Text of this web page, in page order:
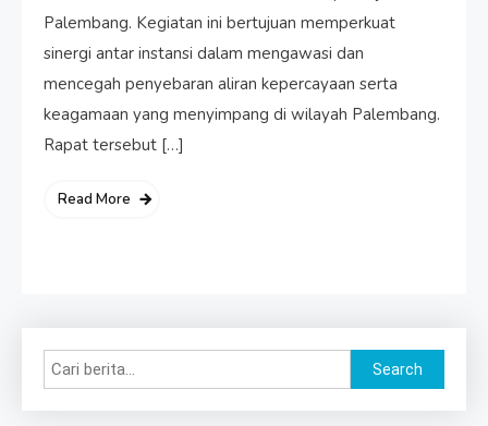
Palembang. Kegiatan ini bertujuan memperkuat
sinergi antar instansi dalam mengawasi dan
mencegah penyebaran aliran kepercayaan serta
keagamaan yang menyimpang di wilayah Palembang.
Rapat tersebut […]
Read More
Search Search